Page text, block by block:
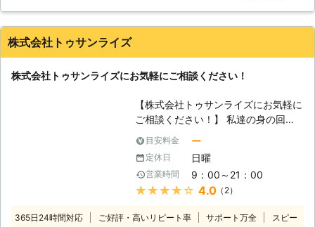
つくられていますが、大きな衝撃を与
えてしまうことで破損してしまうこと
障してしまうことでデータが失われて
しまったり、パソコンが起動しなくな
るトラブルが起きてしまいますので、
衝撃を与えないように扱う必要があり
ます。また、ハードディスクはウイル
スや人為的ミスで倫理障害を受けてし
まう場合もあります。もし、パソコン
を起動するときに異音が聞こえて来た
り、起動しなくなってしまったという
ますのですぐに弊社までご相談くださ
た。今後も何かあったときは是非こちらを利用したいです。
大阪府 大阪市西区 2016年11月30日
株式会社トゥサンライズ
株式会社トゥサンライズにお気軽にご相談ください！
【株式会社トゥサンライズにお気軽に
ご相談ください！】 私達の身の回り
では沢山のパソコンが使われていま
す。最初は計算機としての用途が主で
したが、現在ではそれにとどまらず、
様々な役割が与えられています。例え
ば、動画プレーヤーや音楽プレーヤー
のとして使われたり、あるいは写真や
目安料金 ー
定休日 日曜
営業時間 9：00～21：00
★★★★★ 4.0（2）
365日24時間対応 ご好評・高いリピート率 サポート万全 スピー